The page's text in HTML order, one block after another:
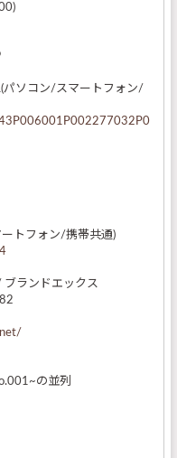
パソコン/スマートフォン/
トフォン/携帯共通)
ランドエックス
の並列